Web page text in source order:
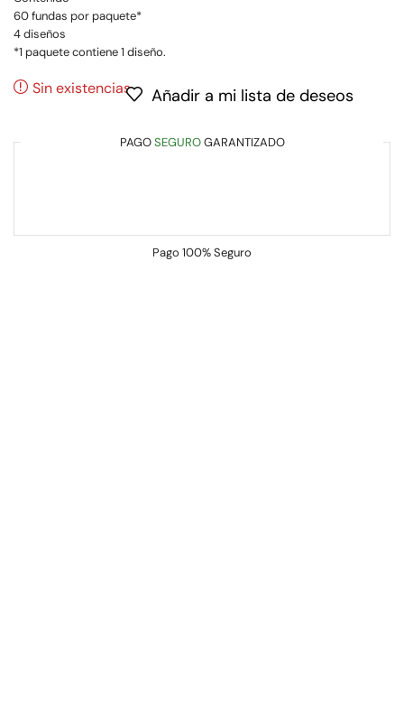
60 fundas por paquete*
4 diseños
*1 paquete contiene 1 diseño.
Sin existencias Añadir a mi lista de deseos
PAGOSEGUROGARANTIZADO
Pago 100% Seguro